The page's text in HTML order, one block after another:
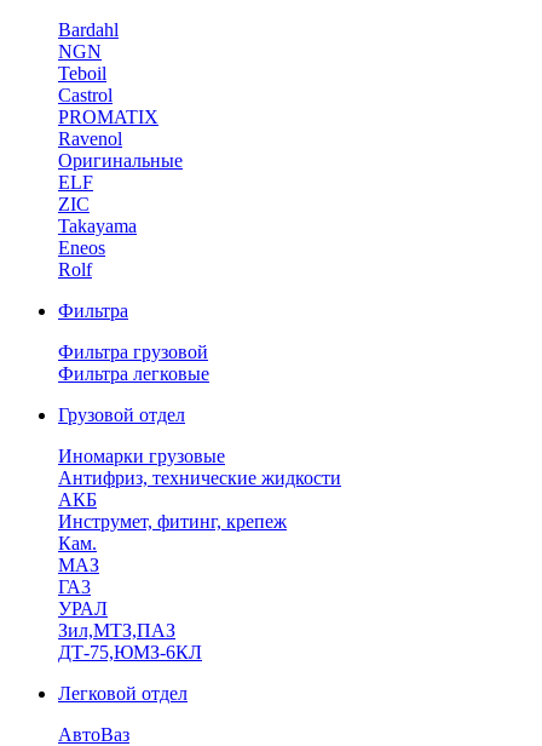
Bardahl
NGN
Teboil
Castrol
PROMATIX
Ravenol
Оригинальные
ELF
ZIC
Takayama
Eneos
Rolf
Фильтра
Фильтра грузовой
Фильтра легковые
Грузовой отдел
Иномарки грузовые
Антифриз, технические жидкости
АКБ
Инструмет, фитинг, крепеж
Кам.
МАЗ
ГА3
УРАЛ
Зил,МТЗ,ПАЗ
ДТ-75,ЮМЗ-6КЛ
Легковой отдел
АвтоВаз